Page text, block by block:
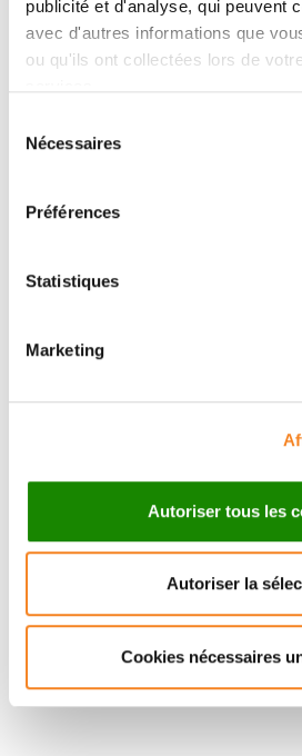
publicité et d'analyse, qui peuvent
avec d'autres informations que
ou qu'ils ont collectées lors de
Nécessaires
Préférences
Statistiques
Marketing
Autoriser tous les
Autoriser la
Cookies nécessaires
Membres
Directeur de recherche